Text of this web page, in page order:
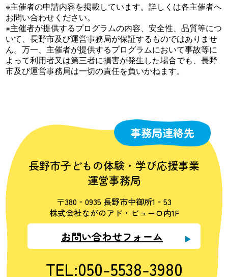
※主催者の申請内容を掲載しています。詳しくは各主催者へ
お問い合わせください。
※主催者が提供するプログラムの内容、安全性、品質等につ
いて、長野市及び運営事務局が保証するものではありませ
ん。万一、主催者が提供するプログラムにおいて事故等に
よって利用者又は第三者に損害が発生した場合でも、長野
市及び運営事務局は一切の責任を負いかねます。
事務局連絡先
長野市子どもの体験・学び応援事業
運営事務局
〒380‐0935 長野市中御所1‐53
株式会社ながのアド・ビューロ内1F
お問い合わせフォーム
TEL:050-5538-3980